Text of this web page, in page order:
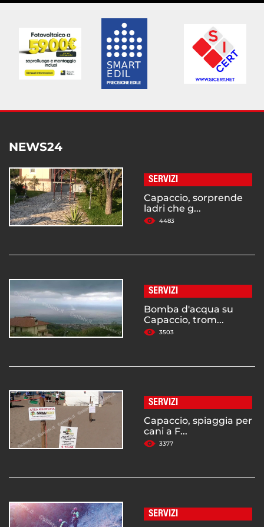
NEWS24
SERVIZI
Capaccio, sorprende
ladri che g...
4483
SERVIZI
Bomba d'acqua su
Capaccio, trom...
3503
SERVIZI
Capaccio, spiaggia per
cani a F...
3377
SERVIZI